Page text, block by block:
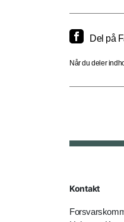
Del på
Når du deler
Kontakt